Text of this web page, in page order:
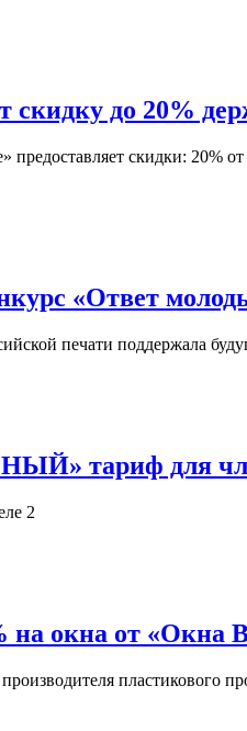
скидку до 20%
скидки: 20%
«Ответ
печати поддержала
тариф для
2
окна от «Окна
пластикового